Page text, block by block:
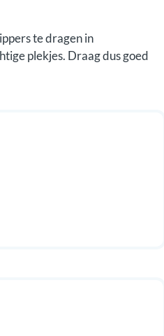
te dragen in
plekjes. Draag dus goed